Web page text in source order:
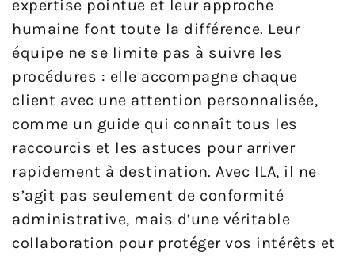
expertise pointue et leur approche
humaine font toute la différence. Leur
équipe ne se limite pas à suivre les
procédures : elle accompagne chaque
client avec une attention personnalisée,
comme un guide qui connaît tous les
raccourcis et les astuces pour arriver
rapidement à destination. Avec ILA, il ne
s’agit pas seulement de conformité
administrative, mais d’une véritable
collaboration pour protéger vos intérêts et